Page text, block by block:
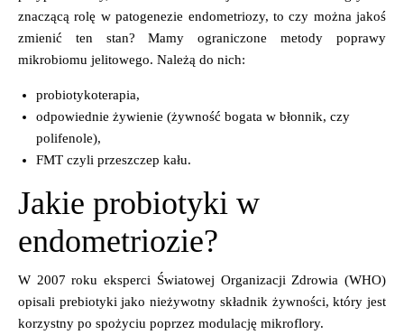
znaczącą rolę w patogenezie endometriozy, to czy można jakoś
zmienić ten stan? Mamy ograniczone metody poprawy
mikrobiomu jelitowego. Należą do nich:
probiotykoterapia,
odpowiednie żywienie (żywność bogata w błonnik, czy
polifenole),
FMT czyli przeszczep kału.
Jakie probiotyki w
endometriozie?
W 2007 roku eksperci Światowej Organizacji Zdrowia (WHO)
opisali prebiotyki jako nieżywotny składnik żywności, który jest
korzystny po spożyciu poprzez modulację mikroflory.